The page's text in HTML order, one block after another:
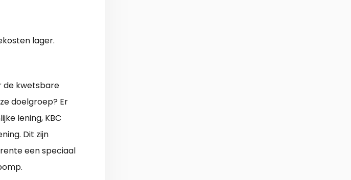
lager.
de kwetsbare
doelgroep? Er
lening, KBC
Dit zijn
een speciaal